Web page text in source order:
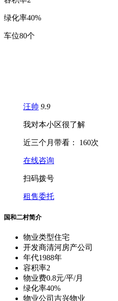
物 业费0.8元/平/月
物业公司吉兴物业
容积率 2
汪帅 9.9
我对本小区很了解
近三个月带看：
在线咨询
扫码拨号
租售委托
国和二村简介
物业类型住宅
开发商清河房产公司
年代1988年